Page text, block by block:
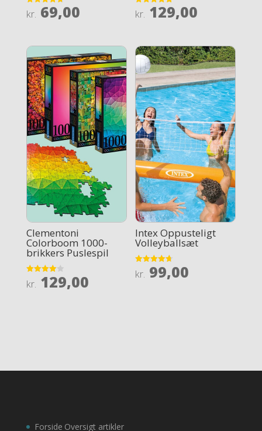
Rated
4.7
kr. 69,00
Rated
4.8
kr. 129,00
Clementoni
Colorboom 1000-
brikkers Puslespil
Rated
4
kr. 129,00
Intex Oppusteligt
Volleyballsæt
Rated
4.7
kr. 99,00
Forside Oversigt artikler